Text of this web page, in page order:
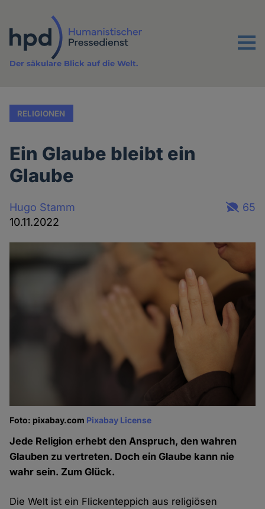
Inhalt
Menu
Der säkulare Blick auf die Welt.
RELIGIONEN
Ein Glaube bleibt ein
Glaube
Hugo Stamm
10.11.2022
65
Foto: pixabay.com Pixabay License
Jede Religion erhebt den Anspruch, den wahren
Glauben zu vertreten. Doch ein Glaube kann nie
wahr sein. Zum Glück.
Die Welt ist ein Flickenteppich aus religiösen